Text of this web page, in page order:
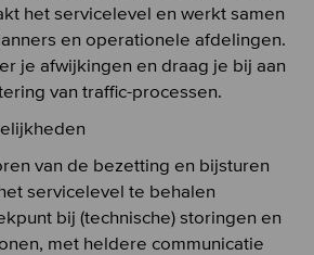
het servicelevel en werkt samen
en operationele afdelingen.
je afwijkingen en draag je bij aan
van traffic-processen.
van de bezetting en bijsturen
servicelevel te behalen
bij (technische) storingen en
met heldere communicatie